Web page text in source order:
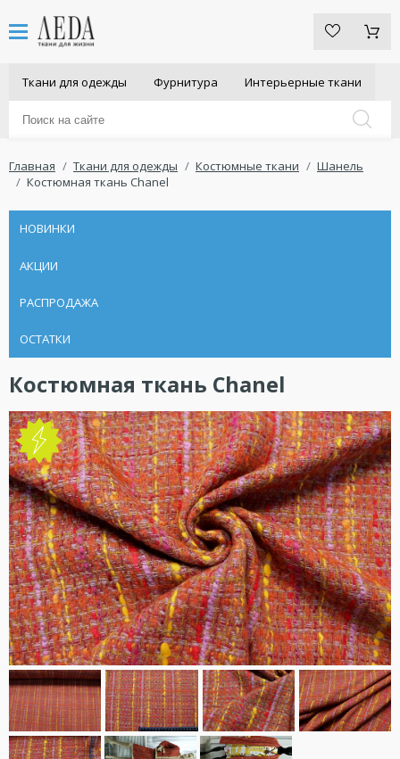
Ткани для одежды Фурнитура Интерьерные ткани
Главная Ткани для одежды Костюмные ткани
Шанель
Костюмная ткань Chanel
НОВИНКИ
АКЦИИ
РАСПРОДАЖА
ОСТАТКИ
Костюмная ткань Chanel